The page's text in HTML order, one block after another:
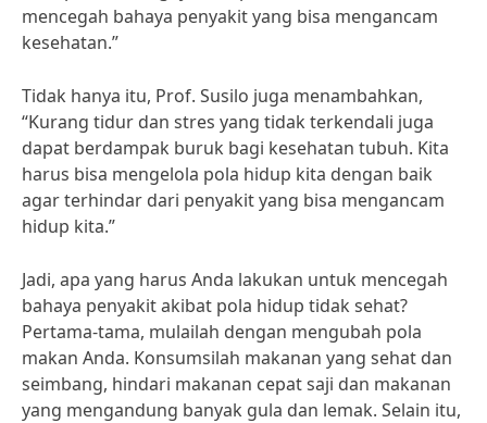
mencegah bahaya penyakit yang bisa mengancam
kesehatan.”
Tidak hanya itu, Prof. Susilo juga menambahkan,
“Kurang tidur dan stres yang tidak terkendali juga
dapat berdampak buruk bagi kesehatan tubuh. Kita
harus bisa mengelola pola hidup kita dengan baik
agar terhindar dari penyakit yang bisa mengancam
hidup kita.”
Jadi, apa yang harus Anda lakukan untuk mencegah
bahaya penyakit akibat pola hidup tidak sehat?
Pertama-tama, mulailah dengan mengubah pola
makan Anda. Konsumsilah makanan yang sehat dan
seimbang, hindari makanan cepat saji dan makanan
yang mengandung banyak gula dan lemak. Selain itu,